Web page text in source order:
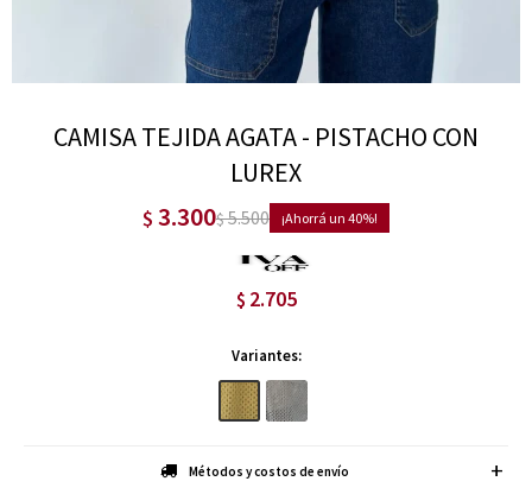
CAMISA TEJIDA AGATA - PISTACHO CON
LUREX
$ 3.300$5.500 40
$ 2.705
Variantes:
Métodos y costos de envío